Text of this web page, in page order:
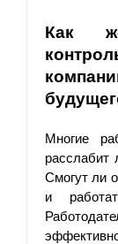
Как
Многие
расслабит
Смогут ли